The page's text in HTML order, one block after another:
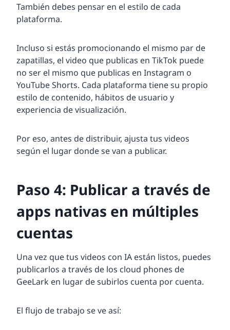
También debes pensar en el estilo de cada
plataforma.
Incluso si estás promocionando el mismo par de
zapatillas, el video que publicas en TikTok puede
no ser el mismo que publicas en Instagram o
YouTube Shorts. Cada plataforma tiene su propio
estilo de contenido, hábitos de usuario y
experiencia de visualización.
Por eso, antes de distribuir, ajusta tus videos
según el lugar donde se van a publicar.
Paso 4: Publicar a través de
apps nativas en múltiples
cuentas
Una vez que tus videos con IA están listos, puedes
publicarlos a través de los cloud phones de
GeeLark en lugar de subirlos cuenta por cuenta.
El flujo de trabajo se ve así: